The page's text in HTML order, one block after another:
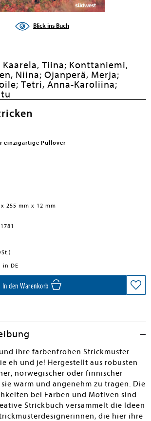
Blick ins Buch
Kaarela, Tiina; Konttaniemi,
Niina; Ojanperä, Merja;
Tetri, Anna-Karoliina;
einzigartige Pullover
255 mm x 12 mm
in DE
In den Warenkorb
ihre farbenfrohen Strickmuster
eh und je! Hergestellt aus robusten
norwegischer oder finnischer
warm und angenehm zu tragen. Die
bei Farben und Motiven sind
Strickbuch versammelt die Ideen
die hier ihre